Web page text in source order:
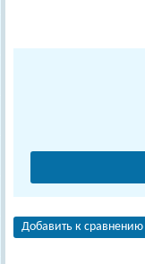
Добавить к сравнению